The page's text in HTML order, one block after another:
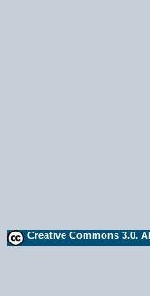
Creative Commons 3.0.